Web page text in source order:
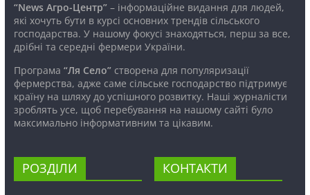
“News Агро-Центр”– інформаційне видання для людей,
які хочуть бути в курсі основних трендів сільського
господарства. У нашому фокусі знаходяться, перш за все,
дрібні та середні фермери України.
Програма “Ля Село”створена для популяризації
фермерства, адже саме сільське господарство підтримує
країну на шляху до успішного розвитку. Наші журналісти
зроблять усе, щоб перебування на нашому сайті було
максимально інформативним та цікавим.
РОЗДІЛИ КОНТАКТИ